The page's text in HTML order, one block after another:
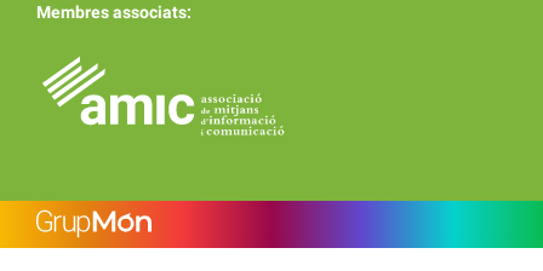
Membres associats: